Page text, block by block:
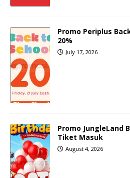
Promo Periplus
20%
July 17, 2026
Promo JungleLand
Tiket Masuk
August 4, 2026